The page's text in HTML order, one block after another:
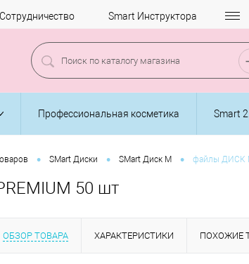
Сотрудничество Smart Инструктора
Профессиональная косметика Smart
• SMart Диски • SMart Диск M • файлы ДИСК
50 шт
ОБЗОР ТОВАРА ХАРАКТЕРИСТИКИ ПОХОЖИЕ